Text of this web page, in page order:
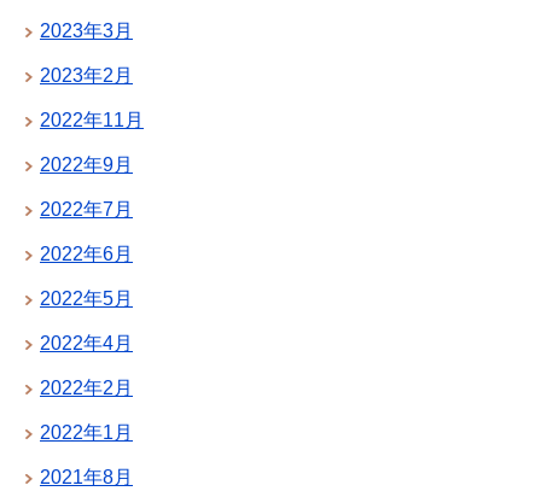
2023年3月
2023年2月
2022年11月
2022年9月
2022年7月
2022年6月
2022年5月
2022年4月
2022年2月
2022年1月
2021年8月